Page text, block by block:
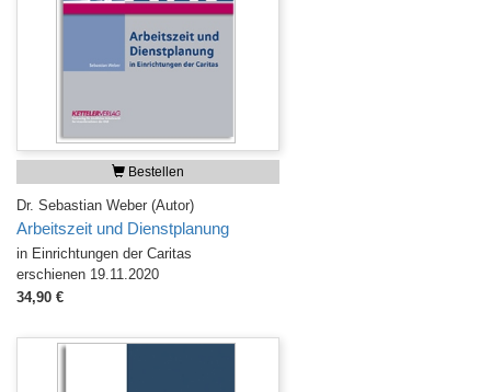
Bestellen
Dr. Sebastian Weber (Autor)
Arbeitszeit und Dienstplanung
in Einrichtungen der Caritas
erschienen 19.11.2020
34,90 €